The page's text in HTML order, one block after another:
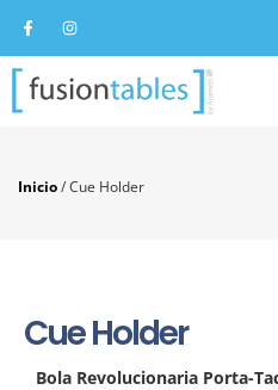
Inicio/Cue Holder
Cue Holder
Bola Revolucionaria Porta-